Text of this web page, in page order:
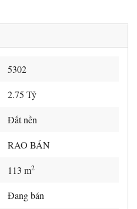
5302
2.75 Tỷ
Đất nền
RAO BÁN
113 m2
Đang bán